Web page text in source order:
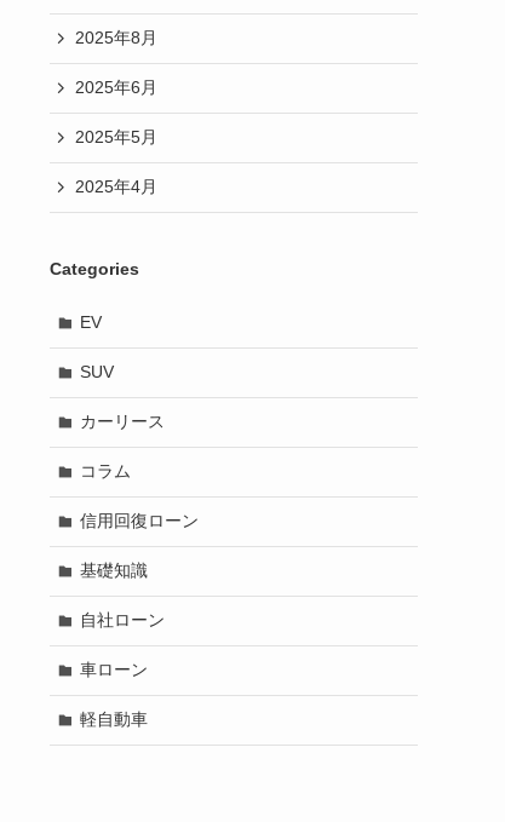
2025年8月
2025年6月
2025年5月
2025年4月
Categories
EV
SUV
カーリース
コラム
信用回復ローン
基礎知識
自社ローン
車ローン
軽自動車